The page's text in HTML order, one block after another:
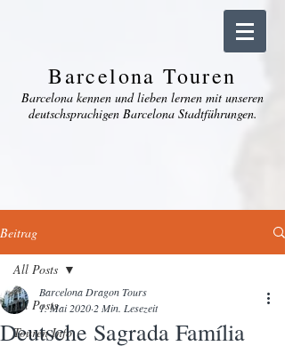
Barcelona Touren
Barcelona kennen und lieben lernen mit unseren
deutschsprachigen Barcelona Stadtführungen.
Beitrag
All Posts
Touren Info
All Posts
Deutsche Sagrada Família
Barcelona Dragon Tours
1. Mai 2020 2 Min. Lesezeit